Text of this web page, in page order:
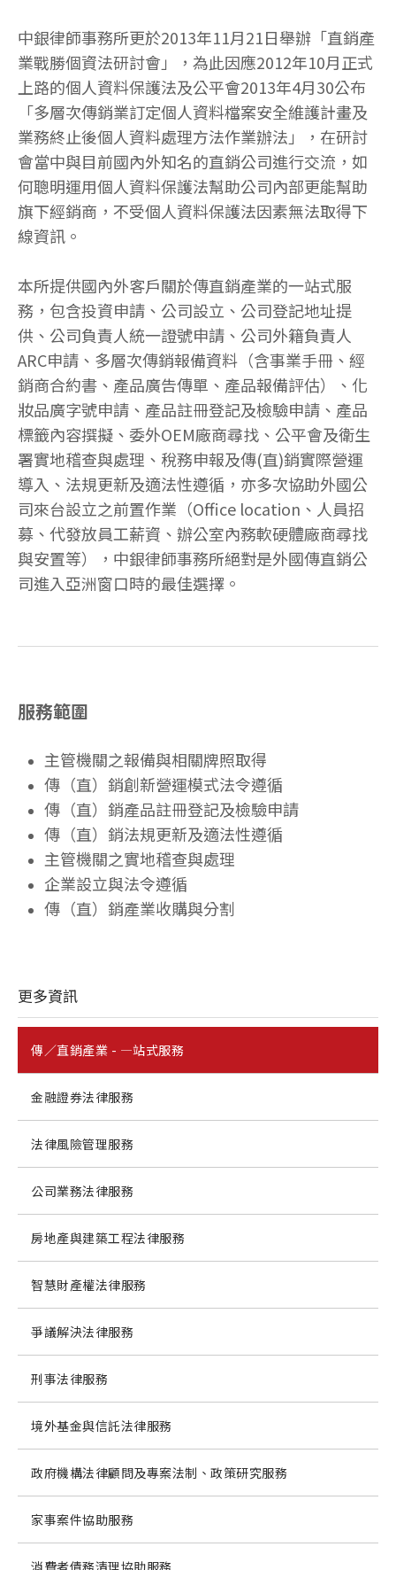
中銀律師事務所更於2013年11月21日舉辦「直銷產
業戰勝個資法研討會」，為此因應2012年10月正式
上路的個人資料保護法及公平會2013年4月30公布
「多層次傳銷業訂定個人資料檔案安全維護計畫及
業務終止後個人資料處理方法作業辦法」，在研討
會當中與目前國內外知名的直銷公司進行交流，如
何聰明運用個人資料保護法幫助公司內部更能幫助
旗下經銷商，不受個人資料保護法因素無法取得下
線資訊。
本所提供國內外客戶關於傳直銷產業的一站式服
務，包含投資申請、公司設立、公司登記地址提
供、公司負責人統一證號申請、公司外籍負責人
ARC申請、多層次傳銷報備資料（含事業手冊、經
銷商合約書、產品廣告傳單、產品報備評估）、化
妝品廣字號申請、產品註冊登記及檢驗申請、產品
標籤內容撰擬、委外OEM廠商尋找、公平會及衛生
署實地稽查與處理、稅務申報及傳(直)銷實際營運
導入、法規更新及適法性遵循，亦多次協助外國公
司來台設立之前置作業（Office location、人員招
募、代發放員工薪資、辦公室內務軟硬體廠商尋找
與安置等），中銀律師事務所絕對是外國傳直銷公
司進入亞洲窗口時的最佳選擇。
服務範圍
主管機關之報備與相關牌照取得
傳（直）銷創新營運模式法令遵循
傳（直）銷產品註冊登記及檢驗申請
傳（直）銷法規更新及適法性遵循
主管機關之實地稽查與處理
企業設立與法令遵循
傳（直）銷產業收購與分割
更多資訊
傳／直銷產業 - —站式服務
金融證券法律服務
法律風險管理服務
公司業務法律服務
房地產與建築工程法律服務
智慧財產權法律服務
爭議解決法律服務
刑事法律服務
境外基金與信託法律服務
政府機構法律顧問及專案法制、政策研究服務
家事案件協助服務
消費者債務清理協助服務